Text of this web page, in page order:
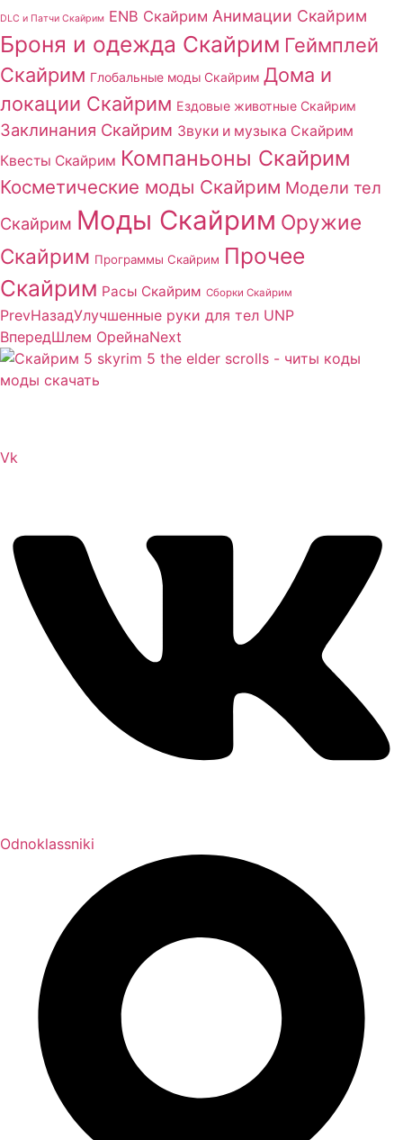
DLC и Патчи Скайрим ENB Скайрим Анимации Скайрим
Броня и одежда Скайрим Геймплей
Скайрим Глобальные моды Скайрим Дома и
локации Скайрим Ездовые животные Скайрим
Заклинания Скайрим Звуки и музыка Скайрим
Квесты Скайрим Компаньоны Скайрим
Косметические моды Скайрим Модели тел
Скайрим Моды Скайрим Оружие
Скайрим Программы Скайрим Прочее
Скайрим Расы Скайрим Сборки Скайрим
PrevНазадУлучшенные руки для тел UNP
ВпередШлем ОрейнаNext
Vk
Odnoklassniki